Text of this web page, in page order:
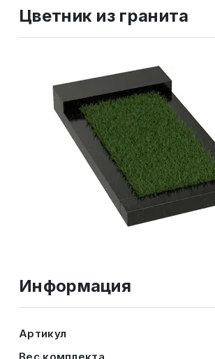
Цветник из гранита
Информация
Артикул
Вес комплекта